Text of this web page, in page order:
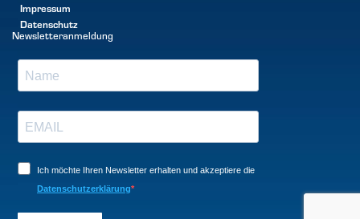
Impressum
Datenschutz
Newsletteranmeldung
Ich möchte Ihren Newsletter erhalten und akzeptiere die
Datenschutzerklärung